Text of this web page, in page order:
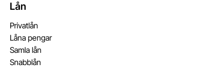
Lån
Privatlån
Låna pengar
Samla lån
Snabblån